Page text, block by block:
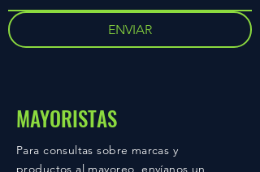
ENVIAR
MAYORISTAS
Para consultas sobre marcas y
productos al mayoreo, envíanos un